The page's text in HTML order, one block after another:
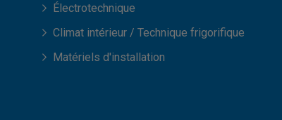
Électrotechnique
Climat intérieur / Technique frigorifique
Matériels d'installation